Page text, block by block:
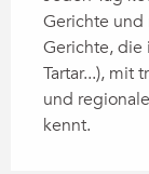
Gerichte
Gerichte, die
Tartar...), mit
und
kennt.